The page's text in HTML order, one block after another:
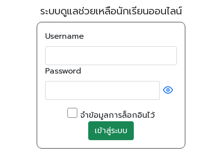
ระบบดูแลช่วยเหลือนักเรียนออนไลน์
Username
Password
จำข้อมูลการล็อกอินไว้